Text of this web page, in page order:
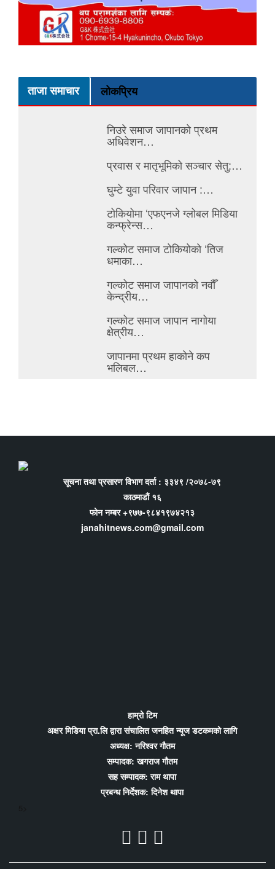
ताजा समाचार लोकप्रिय
निउरे समाज जापानको प्रथम
अधिवेशन…
प्रवास र मातृभूमिको सञ्चार सेतु:…
घुम्टे युवा परिवार जापान :…
टोकियोमा ‘एफएनजे ग्लोबल मिडिया
कन्फ्रेन्स…
गल्कोट समाज टोकियोको ‘तिज
धमाका…
गल्कोट समाज जापानको नवौँ
केन्द्रीय…
गल्कोट समाज जापान नागोया
क्षेत्रीय…
जापानमा प्रथम हाकोने कप
भलिबल…
सूचना तथा प्रसारण विभाग दर्ता : ३३४९ /२०७८-७९
काठमाडौं १६
फोन नम्बर +९७७-९८४१९७४२१३
janahitnews.com@gmail.com
हाम्रो टिम
अक्षर मिडिया प्रा.लि द्वारा संचालित जनहित न्यूज डटकमको लागि
अध्यक्ष: नरिश्वर गौतम
सम्पादक: खगराज गौतम
सह सम्पादक: राम थापा
प्रबन्ध निर्देशक: दिनेश थापा